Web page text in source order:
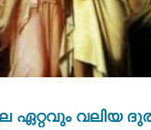
ഏറ്റവും വലിയ